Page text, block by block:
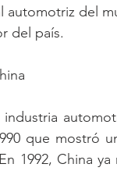
del
del país.
que mostró
1992, China